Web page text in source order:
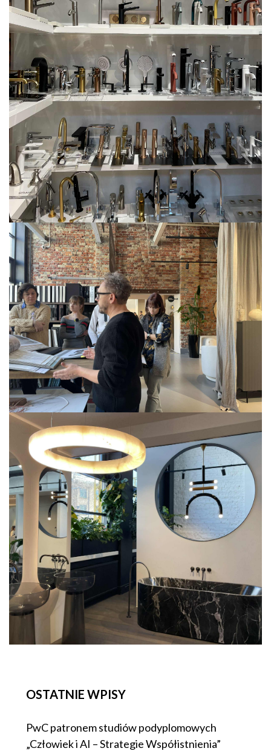
OSTATNIE WPISY
PwC patronem studiów podyplomowych
„Człowiek i AI – Strategie Współistnienia”